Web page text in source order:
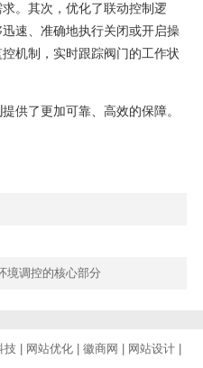
。其次，优化了联动控制逻
速、准确地执行关闭或开启操
机制，实时跟踪阀门的工作状
提供了更加可靠、高效的保障。
境调控的核心部分
技 | 网站优化 | 徽商网 | 网站设计 |